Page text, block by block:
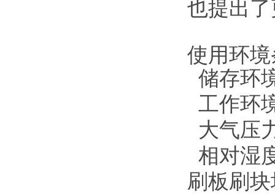
也提出
使用环
储存环
工作环
大气压
相对湿
刷板刷